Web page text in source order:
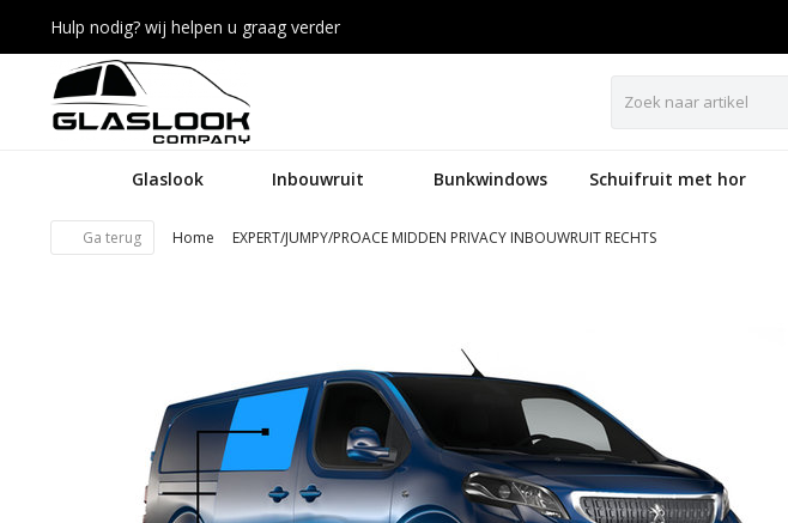
Hulp nodig? wij helpen u graag verder
Glaslook Inbouwruit Bunkwindows Schuifruit met hor
Ga terug Home EXPERT/JUMPY/PROACE MIDDEN PRIVACY INBOUWRUIT RECHTS